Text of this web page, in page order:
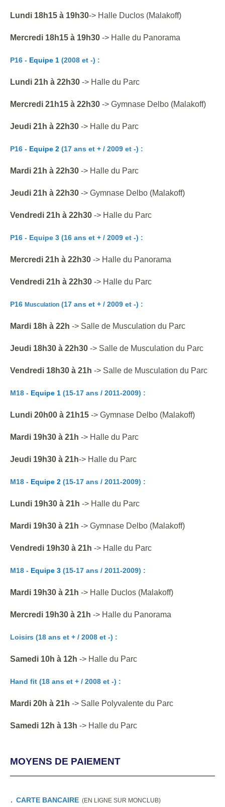
Lundi 18h15 à 19h30-> Halle Duclos (Malakoff)
Mercredi 18h15 à 19h30 -> Halle du Panorama
P16 - Equipe 1 (2008 et -) :
Lundi 21h à 22h30 -> Halle du Parc
Mercredi 21h15 à 22h30 -> Gymnase Delbo (Malakoff)
Jeudi 21h à 22h30 -> Halle du Parc
P16 - Equipe 2 (17 ans et + / 2009 et -) :
Mardi 21h à 22h30 -> Halle du Parc
Jeudi 21h à 22h30 -> Gymnase Delbo (Malakoff)
Vendredi 21h à 22h30 -> Halle du Parc
P16 - Equipe 3 (16 ans et + / 2009 et -) :
Mercredi 21h à 22h30 -> Halle du Panorama
Vendredi 21h à 22h30 -> Halle du Parc
P16 Musculation (17 ans et + / 2009 et -) :
Mardi 18h à 22h -> Salle de Musculation du Parc
Jeudi 18h30 à 22h30 -> Salle de Musculation du Parc
Vendredi 18h30 à 21h -> Salle de Musculation du Parc
M18 - Equipe 1 (15-17 ans / 2011-2009) :
Lundi 20h00 à 21h15 -> Gymnase Delbo (Malakoff)
Mardi 19h30 à 21h -> Halle du Parc
Jeudi 19h30 à 21h-> Halle du Parc
M18 - Equipe 2 (15-17 ans / 2011-2009) :
Lundi 19h30 à 21h -> Halle du Parc
Mardi 19h30 à 21h -> Gymnase Delbo (Malakoff)
Vendredi 19h30 à 21h -> Halle du Parc
M18 - Equipe 3 (15-17 ans / 2011-2009) :
Mardi 19h30 à 21h -> Halle Duclos (Malakoff)
Mercredi 19h30 à 21h -> Halle du Panorama
Loisirs (18 ans et + / 2008 et -) :
Samedi 10h à 12h -> Halle du Parc
Hand fit (18 ans et + / 2008 et -) :
Mardi 20h à 21h -> Salle Polyvalente du Parc
Samedi 12h à 13h -> Halle du Parc
MOYENS DE PAIEMENT
. CARTE BANCAIRE (EN LIGNE SUR MONCLUB)